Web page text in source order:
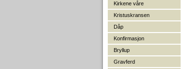
Kirkene våre
Kristuskransen
Dåp
Konfirmasjon
Bryllup
Gravferd